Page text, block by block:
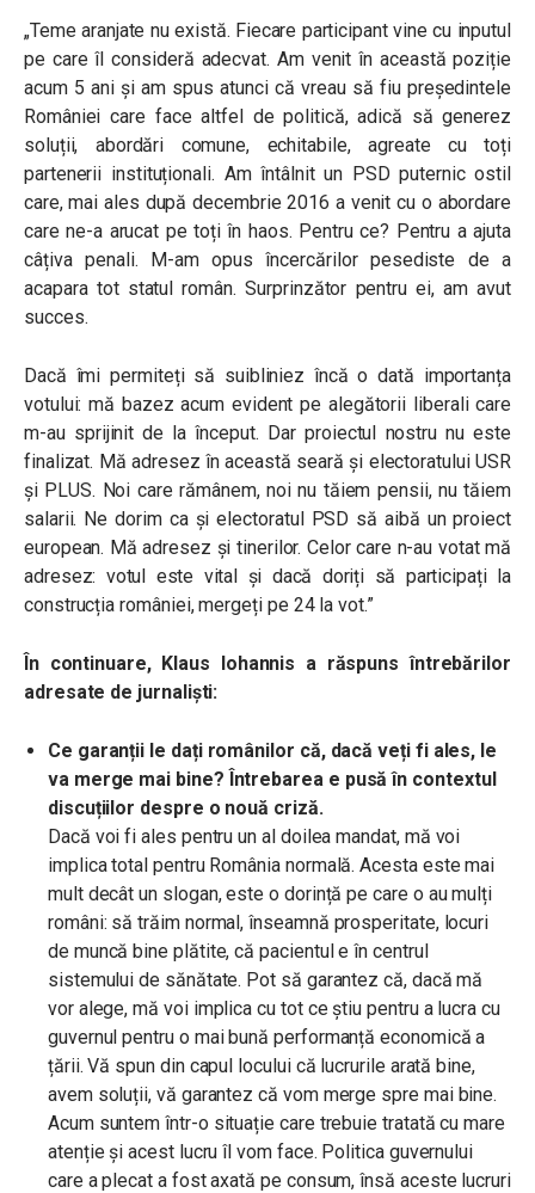
„Teme aranjate nu există. Fiecare participant vine cu inputul
pe care îl consideră adecvat. Am venit în această poziție
acum 5 ani și am spus atunci că vreau să fiu președintele
României care face altfel de politică, adică să generez
soluții, abordări comune, echitabile, agreate cu toți
partenerii instituționali. Am întâlnit un PSD puternic ostil
care, mai ales după decembrie 2016 a venit cu o abordare
care ne-a arucat pe toți în haos. Pentru ce? Pentru a ajuta
câțiva penali. M-am opus încercărilor pesediste de a
acapara tot statul român. Surprinzător pentru ei, am avut
succes.
Dacă îmi permiteți să suibliniez încă o dată importanța
votului: mă bazez acum evident pe alegătorii liberali care
m-au sprijinit de la început. Dar proiectul nostru nu este
finalizat. Mă adresez în această seară și electoratului USR
și PLUS. Noi care rămânem, noi nu tăiem pensii, nu tăiem
salarii. Ne dorim ca și electoratul PSD să aibă un proiect
european. Mă adresez și tinerilor. Celor care n-au votat mă
adresez: votul este vital și dacă doriți să participați la
construcția româniei, mergeți pe 24 la vot.”
În continuare, Klaus Iohannis a răspuns întrebărilor
adresate de jurnaliști:
Ce garanții le dați românilor că, dacă veți fi ales, le
va merge mai bine? Întrebarea e pusă în contextul
discuțiilor despre o nouă criză.
Dacă voi fi ales pentru un al doilea mandat, mă voi
implica total pentru România normală. Acesta este mai
mult decât un slogan, este o dorință pe care o au mulți
români: să trăim normal, înseamnă prosperitate, locuri
de muncă bine plătite, că pacientul e în centrul
sistemului de sănătate. Pot să garantez că, dacă mă
vor alege, mă voi implica cu tot ce știu pentru a lucra cu
guvernul pentru o mai bună performanță economică a
țării. Vă spun din capul locului că lucrurile arată bine,
avem soluții, vă garantez că vom merge spre mai bine.
Acum suntem într-o situație care trebuie tratată cu mare
atenție și acest lucru îl vom face. Politica guvernului
care a plecat a fost axată pe consum, însă aceste lucruri